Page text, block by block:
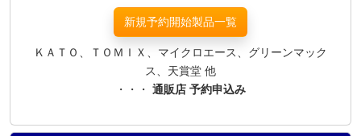
新規予約開始製品一覧
ＫＡＴＯ、ＴＯＭＩＸ、マイクロエース、グリーンマック
ス、天賞堂 他
・・・ 通販店 予約申込み